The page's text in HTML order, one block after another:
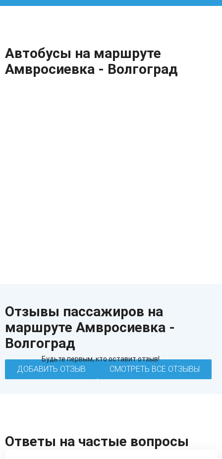
Автобусы на маршруте
Амвросиевка - Волгоград
Отзывы пассажиров на
маршруте Амвросиевка -
Волгоград
Будьте первым, кто оставит отзыв!
ДОБАВИТЬ ОТЗЫВ СМОТРЕТЬ ВСЕ ОТЗЫВЫ
Ответы на частые вопросы